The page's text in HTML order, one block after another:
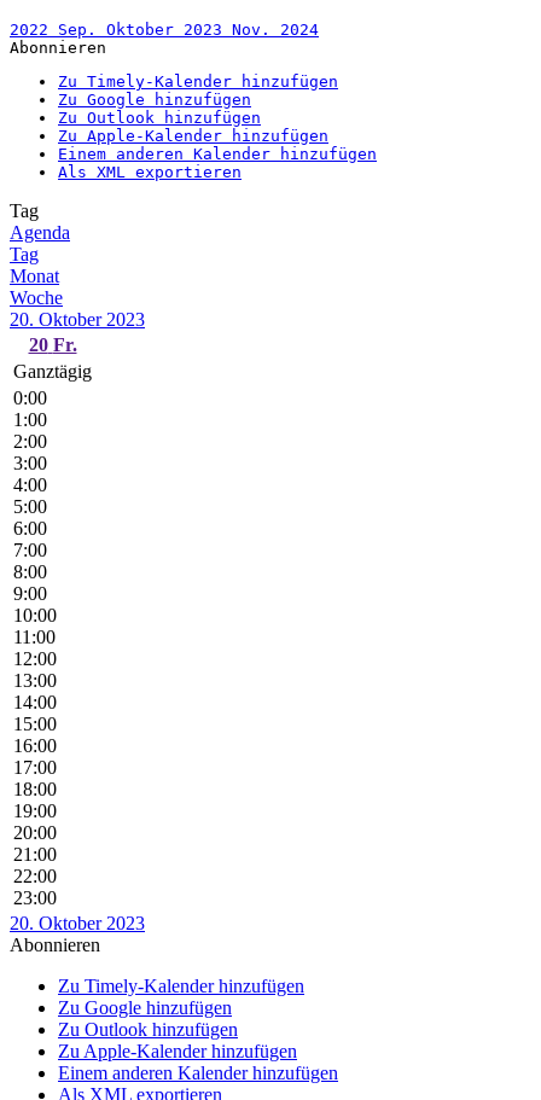
2022 Sep. Oktober 2023 Nov. 2024
Abonnieren
Zu Timely-Kalender hinzufügen
Zu Google hinzufügen
Zu Outlook hinzufügen
Zu Apple-Kalender hinzufügen
Einem anderen Kalender hinzufügen
Als XML exportieren
Tag
Agenda
Tag
Monat
Woche
20. Oktober 2023
20 Fr.
Ganztägig
0:00
1:00
2:00
3:00
4:00
5:00
6:00
7:00
8:00
9:00
10:00
11:00
12:00
13:00
14:00
15:00
16:00
17:00
18:00
19:00
20:00
21:00
22:00
23:00
20. Oktober 2023
Abonnieren
Zu Timely-Kalender hinzufügen
Zu Google hinzufügen
Zu Outlook hinzufügen
Zu Apple-Kalender hinzufügen
Einem anderen Kalender hinzufügen
Als XML exportieren